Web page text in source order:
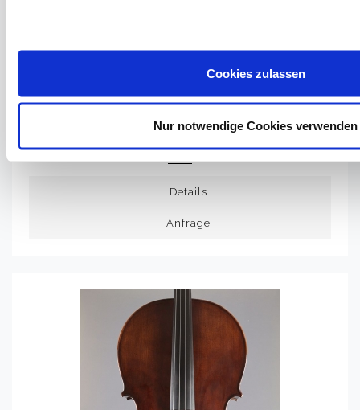
Cookies zulassen
Nur notwendige Cookies verwenden
LEONHARDT RAINER W. - MITTENWALD
ANNO 2026 - SUN OF MILANO - C-453
Details
Anfrage